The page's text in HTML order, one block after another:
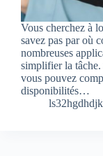
Vous cherchez à
savez pas par où
nombreuses
simplifier la tâche.
vous pouvez
disponibilités…